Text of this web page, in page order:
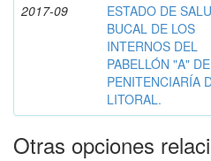
2017-09
ESTADO DE
BUCAL DE LOS
INTERNOS DEL
PABELLÓN "A"
PENITENCIARÍA
LITORAL.
Otras opciones